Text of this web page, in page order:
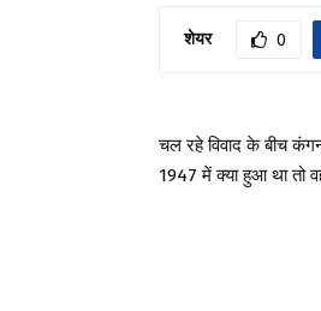
शेयर 0
चल रहे विवाद के बीच
1947 में क्या हुआ था तो